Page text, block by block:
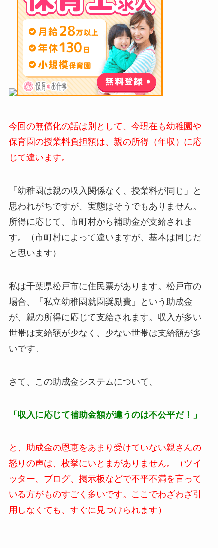
今回の無償化の話は別として、今現在も幼稚園や
保育園の授業料負担額は、親の所得（年収）に応
じて違います。
「幼稚園は親の収入関係なく、授業料が同じ」と
思われがちですが、実態はそうでもありません。
所得に応じて、市町村から補助金が支給されま
す。（市町村によって違いますが、基本は同じだ
と思います）
私は千葉県松戸市に住民票があります。松戸市の
場合、「私立幼稚園就園奨励費」という助成金
が、親の所得に応じて支給されます。収入が多い
世帯は支給額が少なく、少ない世帯は支給額が多
いです。
さて、この助成金システムについて、
「収入に応じて補助金額が違うのは不公平だ！」
と、助成金の恩恵をあまり受けていない親さんの
怒りの声は、枚挙にいとまがありません。（ツイ
ッター、ブログ、掲示板などで不平不満を言って
いる方がものすごく多いです。ここでわざわざ引
用しなくても、すぐに見つけられます）